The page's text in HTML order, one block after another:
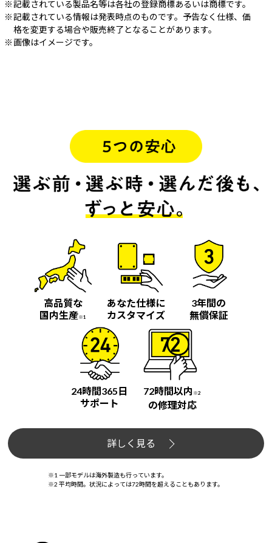
記載されている製品名等は各社の登録商標あるいは商標です。
記載されている情報は発表時点のものです。予告なく仕様、価
格を変更する場合や販売終了となることがあります。
画像はイメージです。
高品質な
国内生産※1
あなた仕様に
カスタマイズ
3年間の
無償保証
24時間365日
サポート
72時間以内 ※2
の修理対応
詳しく見る
※1 一部モデルは海外製造も行っています。
※2 平均時間。状況によっては72時間を超えることもあります。